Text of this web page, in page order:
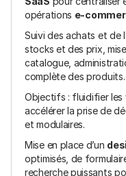
opérations e-
Suivi des achats et de
stocks et des prix,
catalogue,
complète des produits.
Objectifs : fluidifier les
accélérer la prise de
et modulaires.
Mise en place d’un
optimisés, de
recherche puissants